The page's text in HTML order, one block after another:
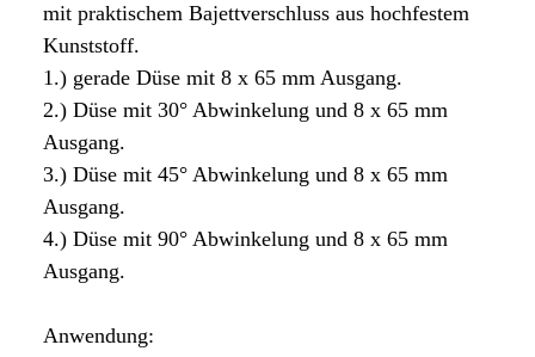
mit praktischem Bajettverschluss aus hochfestem
Kunststoff.
1.) gerade Düse mit 8 x 65 mm Ausgang.
2.) Düse mit 30° Abwinkelung und 8 x 65 mm
Ausgang.
3.) Düse mit 45° Abwinkelung und 8 x 65 mm
Ausgang.
4.) Düse mit 90° Abwinkelung und 8 x 65 mm
Ausgang.
Anwendung: